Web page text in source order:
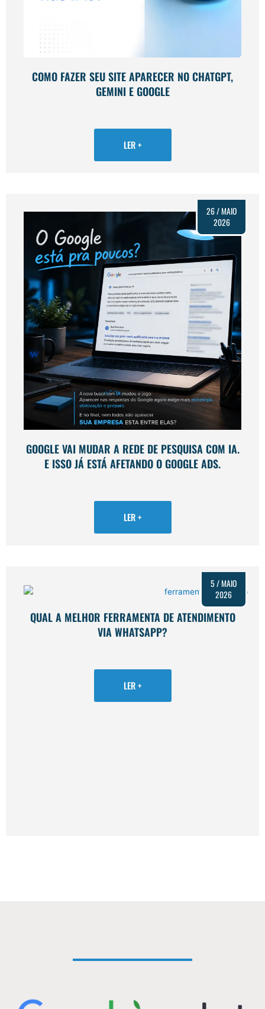
COMO FAZER SEU SITE APARECER NO CHATGPT,
GEMINI E GOOGLE
LER +
GOOGLE VAI MUDAR A REDE DE PESQUISA COM IA.
E ISSO JÁ ESTÁ AFETANDO O GOOGLE ADS.
26 / MAIO
2026
LER +
QUAL A MELHOR FERRAMENTA DE ATENDIMENTO
VIA WHATSAPP?
5 / MAIO
2026
LER +